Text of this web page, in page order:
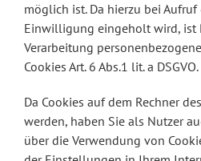
möglich ist. Da hierzu bei
Einwilligung eingeholt wird, ist
Verarbeitung
Cookies Art. 6 Abs.1 lit. a DSGVO.
Da Cookies auf dem Rechner
werden, haben Sie als Nutzer
über die Verwendung von